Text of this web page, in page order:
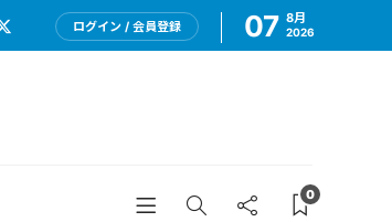
ログイン / 会員登録 07 8月
2026
0